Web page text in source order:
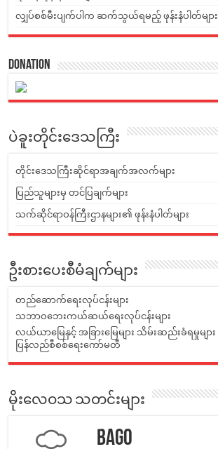
လျှပ်စစ်မီးပျက်ပါက ဆက်သွယ်ရမည့် ဖုန်းနံပါတ်များ
Donation
ပဲခူးတိုင်းဒေသကြီး
တိုင်းဒေသကြီးဆိုင်ရာအချက်အလက်များ
ပြည်သူများမှ တင်ပြချက်များ
သက်ဆိုင်ရာဝန်ကြီးဌာနများ၏ ဖုန်းနံပါတ်များ
ဦးစားပေးစီမံချက်များ
တည်ဆောက်ရေးလုပ်ငန်းများ
သဘာဝဘေးကယ်ဆယ်ရေးလုပ်ငန်းများ
လယ်ယာမြေနှင့် အခြားမြေများ သိမ်းဆည်းခံရမှုများ
ပြန်လည်စီစစ်ရေးကော်မတီ
မိုးလေဝသ သတင်းများ
Bago